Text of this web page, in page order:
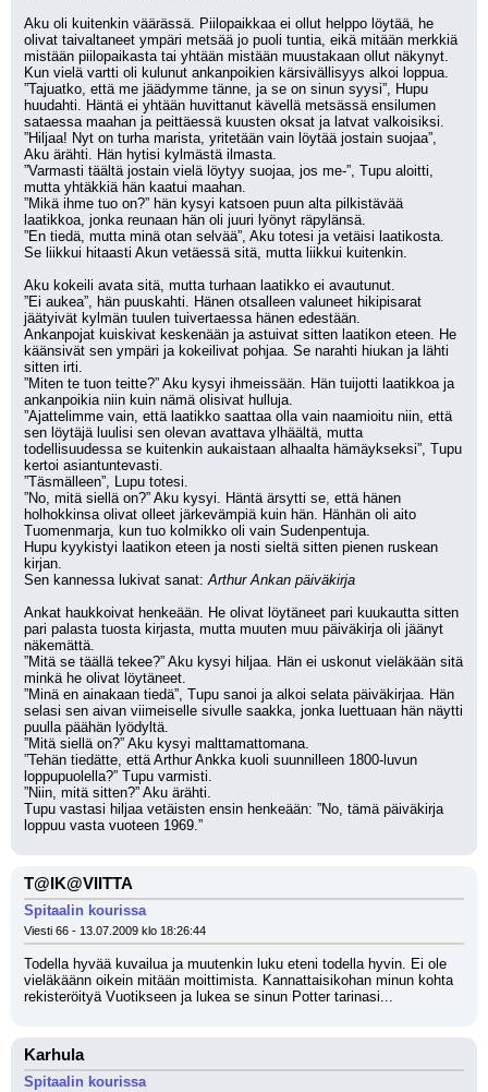
Aku oli kuitenkin väärässä. Piilopaikkaa ei ollut helppo löytää, he
olivat taivaltaneet ympäri metsää jo puoli tuntia, eikä mitään merkkiä
mistään piilopaikasta tai yhtään mistään muustakaan ollut näkynyt.
Kun vielä vartti oli kulunut ankanpoikien kärsivällisyys alkoi loppua.
”Tajuatko, että me jäädymme tänne, ja se on sinun syysi”, Hupu
huudahti. Häntä ei yhtään huvittanut kävellä metsässä ensilumen
sataessa maahan ja peittäessä kuusten oksat ja latvat valkoisiksi.
”Hiljaa! Nyt on turha marista, yritetään vain löytää jostain suojaa”,
Aku ärähti. Hän hytisi kylmästä ilmasta.
”Varmasti täältä jostain vielä löytyy suojaa, jos me-”, Tupu aloitti,
mutta yhtäkkiä hän kaatui maahan.
”Mikä ihme tuo on?” hän kysyi katsoen puun alta pilkistävää
laatikkoa, jonka reunaan hän oli juuri lyönyt räpylänsä.
”En tiedä, mutta minä otan selvää”, Aku totesi ja vetäisi laatikosta.
Se liikkui hitaasti Akun vetäessä sitä, mutta liikkui kuitenkin.
Aku kokeili avata sitä, mutta turhaan laatikko ei avautunut.
”Ei aukea”, hän puuskahti. Hänen otsalleen valuneet hikipisarat
jäätyivät kylmän tuulen tuivertaessa hänen edestään.
Ankanpojat kuiskivat keskenään ja astuivat sitten laatikon eteen. He
käänsivät sen ympäri ja kokeilivat pohjaa. Se narahti hiukan ja lähti
sitten irti.
”Miten te tuon teitte?” Aku kysyi ihmeissään. Hän tuijotti laatikkoa ja
ankanpoikia niin kuin nämä olisivat hulluja.
”Ajattelimme vain, että laatikko saattaa olla vain naamioitu niin, että
sen löytäjä luulisi sen olevan avattava ylhäältä, mutta
todellisuudessa se kuitenkin aukaistaan alhaalta hämäykseksi”, Tupu
kertoi asiantuntevasti.
”Täsmälleen”, Lupu totesi.
”No, mitä siellä on?” Aku kysyi. Häntä ärsytti se, että hänen
holhokkinsa olivat olleet järkevämpiä kuin hän. Hänhän oli aito
Tuomenmarja, kun tuo kolmikko oli vain Sudenpentuja.
Hupu kyykistyi laatikon eteen ja nosti sieltä sitten pienen ruskean
kirjan.
Sen kannessa lukivat sanat: Arthur Ankan päiväkirja
Ankat haukkoivat henkeään. He olivat löytäneet pari kuukautta sitten
pari palasta tuosta kirjasta, mutta muuten muu päiväkirja oli jäänyt
näkemättä.
”Mitä se täällä tekee?” Aku kysyi hiljaa. Hän ei uskonut vieläkään sitä
minkä he olivat löytäneet.
”Minä en ainakaan tiedä”, Tupu sanoi ja alkoi selata päiväkirjaa. Hän
selasi sen aivan viimeiselle sivulle saakka, jonka luettuaan hän näytti
puulla päähän lyödyltä.
”Mitä siellä on?” Aku kysyi malttamattomana.
”Tehän tiedätte, että Arthur Ankka kuoli suunnilleen 1800-luvun
loppupuolella?” Tupu varmisti.
”Niin, mitä sitten?” Aku ärähti.
Tupu vastasi hiljaa vetäisten ensin henkeään: ”No, tämä päiväkirja
loppuu vasta vuoteen 1969.”
T@IK@VIITTA
Spitaalin kourissa
Viesti 66 - 13.07.2009 klo 18:26:44
Todella hyvää kuvailua ja muutenkin luku eteni todella hyvin. Ei ole
vieläkäänn oikein mitään moittimista. Kannattaisikohan minun kohta
rekisteröityä Vuotikseen ja lukea se sinun Potter tarinasi...
Karhula
Spitaalin kourissa